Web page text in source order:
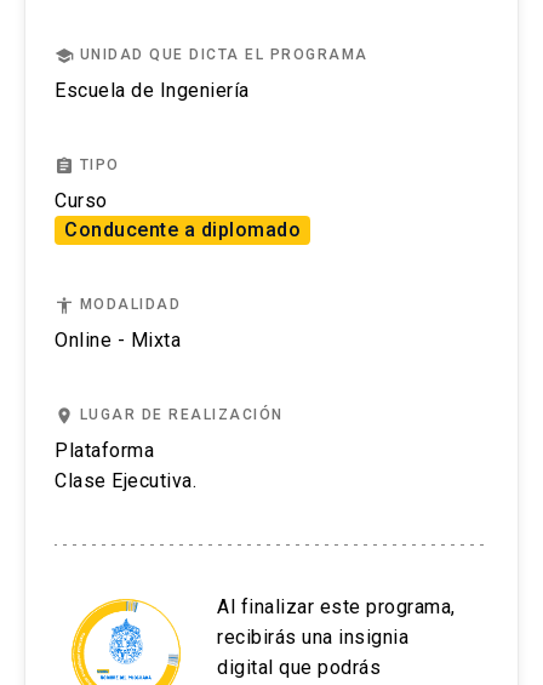
Competencias sociales
Neurociencia: empatía e imitación
La facilidad social
El líder y la resolución de conflictos
El aporte de la inteligencia emocional
El manejo del estrés
Creatividad y liderazgo
school UNIDAD QUE DICTA EL PROGRAMA
Escuela de Ingeniería
assignment TIPO
Curso
Conducente a diplomado
accessibility MODALIDAD
Online - Mixta
place LUGAR DE REALIZACIÓN
Plataforma
Clase Ejecutiva.
Al finalizar este programa,
recibirás una insignia
digital que podrás